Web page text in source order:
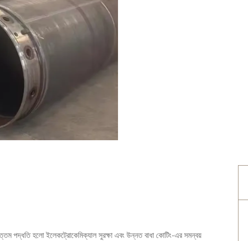
পদ্ধতি হলো ইলেকট্রোকেমিক্যাল সুরক্ষা এবং উন্নত বাধা কোটিং-এর সমন্বয়